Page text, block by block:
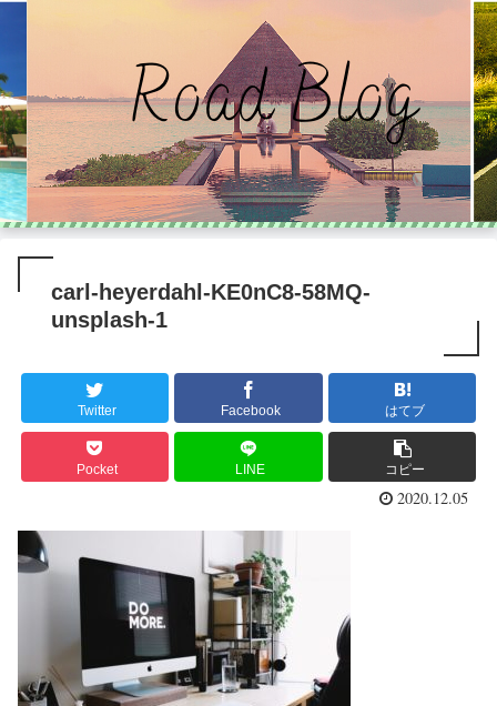
carl-heyerdahl-KE0nC8-58MQ-
unsplash-1
Twitter Facebook はてブ
Pocket LINE コピー
2020.12.05